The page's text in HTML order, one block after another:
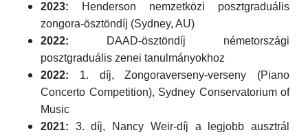
2023: Henderson nemzetközi posztgraduális
zongora-ösztöndíj (Sydney, AU)
2022: DAAD-ösztöndíj németországi
posztgraduális zenei tanulmányokhoz
2022: 1. díj, Zongoraverseny-verseny (Piano
Concerto Competition), Sydney Conservatorium of
Music
2021: 3. díj, Nancy Weir-díj a legjobb ausztrál